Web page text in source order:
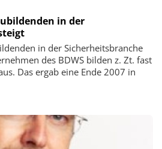
in der
in der Sicherheitsbranche
des BDWS bilden z. Zt. fast
Das ergab eine Ende 2007 in